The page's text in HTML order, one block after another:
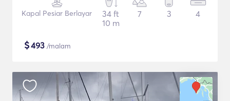
Kapal Pesiar Berlayar
34 ft
10 m
7 3 4
$493 /malam